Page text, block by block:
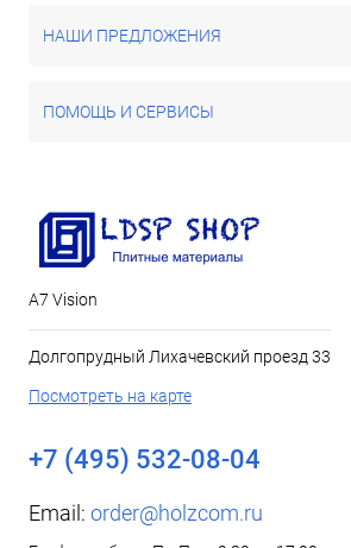
НАШИ ПРЕДЛОЖЕНИЯ
ПОМОЩЬ И СЕРВИСЫ
А7 Vision
Долгопрудный Лихачевский проезд 33
Посмотреть на карте
+7 (495) 532-08-04
Email: order@holzcom.ru